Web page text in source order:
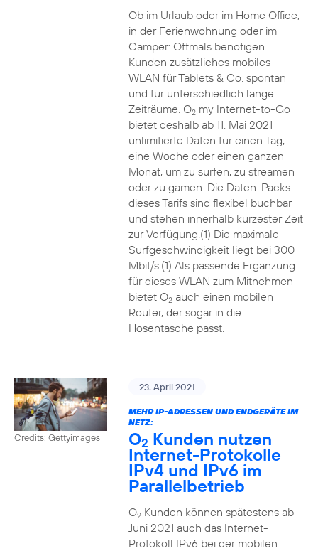
Ob im Urlaub oder im Home Office,
in der Ferienwohnung oder im
Camper: Oftmals benötigen
Kunden zusätzliches mobiles
WLAN für Tablets & Co. spontan
und für unterschiedlich lange
Zeiträume. O2my Internet-to-Go
bietet deshalb ab 11. Mai 2021
unlimitierte Daten für einen Tag,
eine Woche oder einen ganzen
Monat, um zu surfen, zu streamen
oder zu gamen. Die Daten-Packs
dieses Tarifs sind flexibel buchbar
und stehen innerhalb kürzester Zeit
zur Verfügung.(1) Die maximale
Surfgeschwindigkeit liegt bei 300
Mbit/s.(1) Als passende Ergänzung
für dieses WLAN zum Mitnehmen
bietet O2auch einen mobilen
Router, der sogar in die
Hosentasche passt.
Credits: Gettyimages
23. April 2021
MEHR IP-ADRESSEN UND ENDGERÄTE IM
NETZ:
O2 Kunden nutzen
Internet-Protokolle
IPv4 und IPv6 im
Parallelbetrieb
O2Kunden können spätestens ab
Juni 2021 auch das Internet-
Protokoll IPv6 bei der mobilen